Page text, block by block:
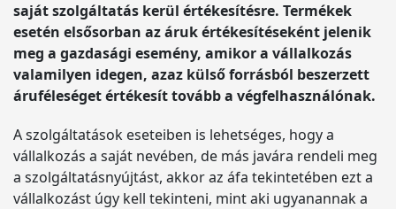
saját szolgáltatás kerül értékesítésre. Termékek
esetén elsősorban az áruk értékesítéseként jelenik
meg a gazdasági esemény, amikor a vállalkozás
valamilyen idegen, azaz külső forrásból beszerzett
áruféleséget értékesít tovább a végfelhasználónak.
A szolgáltatások eseteiben is lehetséges, hogy a
vállalkozás a saját nevében, de más javára rendeli meg
a szolgáltatásnyújtást, akkor az áfa tekintetében ezt a
vállalkozást úgy kell tekinteni, mint aki ugyanannak a